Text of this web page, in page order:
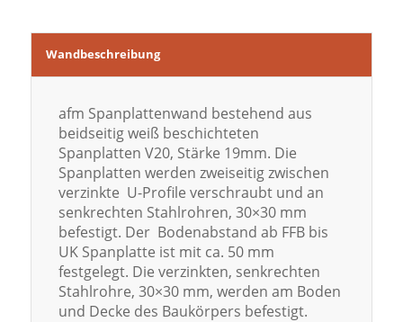
Wandbeschreibung
afm Spanplattenwand bestehend aus
beidseitig weiß beschichteten
Spanplatten V20, Stärke 19mm. Die
Spanplatten werden zweiseitig zwischen
verzinkte U-Profile verschraubt und an
senkrechten Stahlrohren, 30×30 mm
befestigt. Der Bodenabstand ab FFB bis
UK Spanplatte ist mit ca. 50 mm
festgelegt. Die verzinkten, senkrechten
Stahlrohre, 30×30 mm, werden am Boden
und Decke des Baukörpers befestigt.